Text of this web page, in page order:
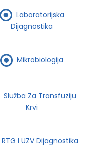
Laboratorijska
Dijagnostika
Mikrobiologija
Služba Za Transfuziju
Krvi
RTG I UZV Dijagnostika